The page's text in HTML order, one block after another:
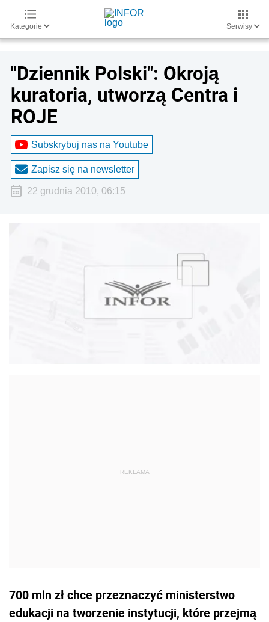
Kategorie Serwisy
"Dziennik Polski": Okroją
kuratoria, utworzą Centra i
ROJE
Subskrybuj nas na Youtube
Zapisz się na newsletter
22 grudnia 2010, 06:15
700 mln zł chce przeznaczyć ministerstwo
edukacji na tworzenie instytucji, które przejmą